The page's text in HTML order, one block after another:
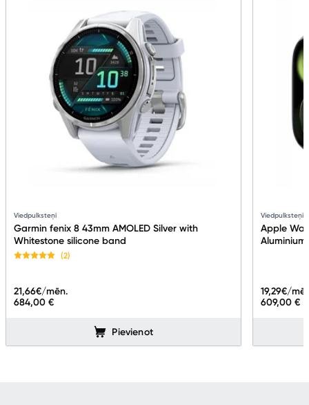
Viedpulksteņi
Garmin fenix 8 43mm AMOLED Silver with
Whitestone silicone band
(2)
684,00 €
21,66€/mēn.
Pievienot
Viedpulksteņi
Apple
609,00 €
19,29€/